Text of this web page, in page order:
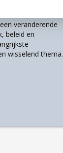
veranderende
beleid en
wisselend thema.